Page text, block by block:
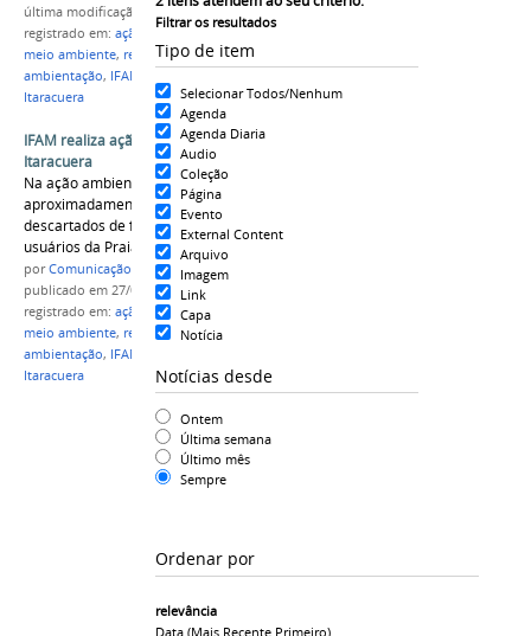
Filtrar os resultados
Tipo de item
Selecionar Todos/Nenhum
Agenda
Agenda Diaria
Audio
Coleção
Página
Evento
External Content
Arquivo
Imagem
Link
Capa
Notícia
Notícias desde
Ontem
Última semana
Último mês
Sempre
Ordenar por
relevância
Data (mais Recente Primeiro)
última modificação
em 27/08/2021 18h21
registrado em: ação ambiental ,curso técnico em
meio ambiente, resíduos sólidos,impactos
ambientação, IFAM Campus Parintins
Itaracuera
IFAM realiza ação ambiental na Praia de
Itaracuera
Na ação ambiental foram retirados
aproximadamente 200 kg de resíduos sólidos
descartados de forma inadequada pelos
usuários da Praia de Itaracuera.
porComunicação CPR
publicado em 27/08/2021
registrado em: ação ambiental,
meio ambiente, resíduos sólidos
ambientação, IFAM Campus Parintins
Itaracuera